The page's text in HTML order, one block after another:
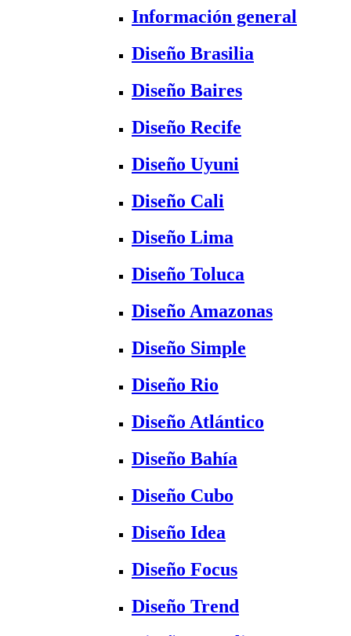
Información general
Diseño Brasilia
Diseño Baires
Diseño Recife
Diseño Uyuni
Diseño Cali
Diseño Lima
Diseño Toluca
Diseño Amazonas
Diseño Simple
Diseño Rio
Diseño Atlántico
Diseño Bahía
Diseño Cubo
Diseño Idea
Diseño Focus
Diseño Trend